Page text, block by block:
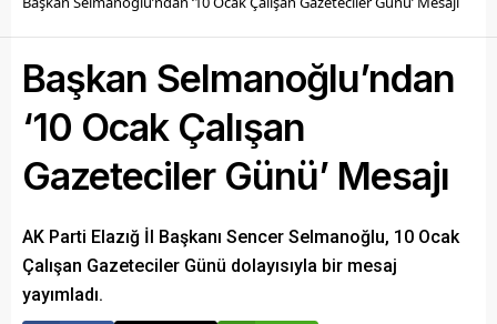
Başkan Selmanoğlu’ndan
‘10 Ocak Çalışan
Gazeteciler Günü’ Mesajı
AK Parti Elazığ İl Başkanı Sencer Selmanoğlu, 10 Ocak
Çalışan Gazeteciler Günü dolayısıyla bir mesaj
yayımladı.